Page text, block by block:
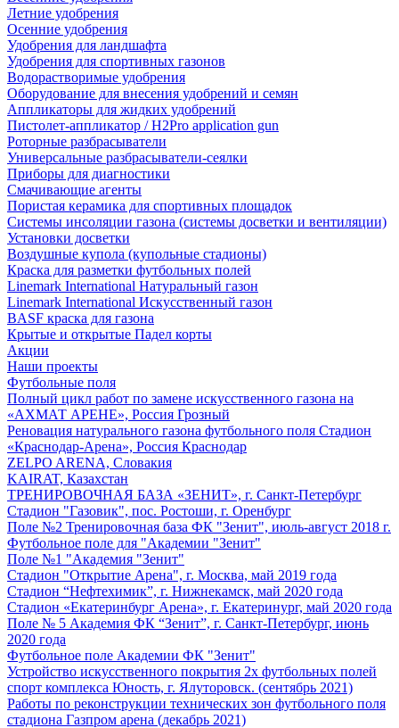
Летние удобрения
Осенние удобрения
Удобрения для ландшафта
Удобрения для спортивных газонов
Водорастворимые удобрения
Оборудование для внесения удобрений и семян
Аппликаторы для жидких удобрений
Пистолет-аппликатор / H2Pro application gun
Роторные разбрасыватели
Универсальные разбрасыватели-сеялки
Приборы для диагностики
Смачивающие агенты
Пористая керамика для спортивных площадок
Системы инсоляции газона (системы досветки и вентиляции)
Установки досветки
Воздушные купола (купольные стадионы)
Краска для разметки футбольных полей
Linemark International Натуральный газон
Linemark International Искусственный газон
BASF краска для газона
Крытые и открытые Падел корты
Акции
Наши проекты
Футбольные поля
Полный цикл работ по замене искусственного газона на
«АХМАТ АРЕНЕ», Россия Грозный
Реновация натурального газона футбольного поля Стадион
«Краснодар-Арена», Россия Краснодар
ZELPO ARENA, Словакия
KAIRAT, Казахстан
ТРЕНИРОВОЧНАЯ БАЗА «ЗЕНИТ», г. Санкт-Петербург
Стадион "Газовик", пос. Ростоши, г. Оренбург
Поле №2 Тренировочная база ФК "Зенит", июль-август 2018 г.
Футбольное поле для "Академии "Зенит"
Поле №1 "Академия "Зенит"
Стадион "Открытие Арена", г. Москва, май 2019 года
Стадион “Нефтехимик”, г. Нижнекамск, май 2020 года
Стадион «Екатеринбург Арена», г. Екатеринург, май 2020 года
Поле № 5 Академия ФК “Зенит”, г. Санкт-Петербург, июнь
2020 года
Футбольное поле Академии ФК "Зенит"
Устройство искусственного покрытия 2х футбольных полей
спорт комплекса Юность, г. Ялуторовск. (сентябрь 2021)
Работы по реконструкции технических зон футбольного поля
стадиона Газпром арена (декабрь 2021)